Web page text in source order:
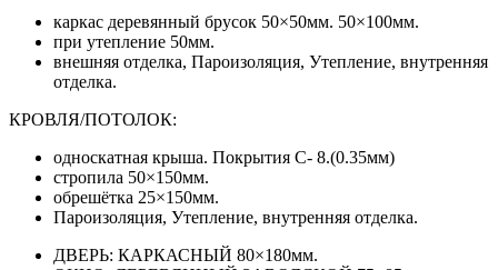
каркас деревянный брусок 50×50мм. 50×100мм.
при утепление 50мм.
внешняя отделка, Пароизоляция, Утепление, внутренняя
отделка.
КРОВЛЯ/ПОТОЛОК:
односкатная крыша. Покрытия С- 8.(0.35мм)
стропила 50×150мм.
обрешётка 25×150мм.
Пароизоляция, Утепление, внутренняя отделка.
ДВЕРЬ: КАРКАСНЫЙ 80×180мм.